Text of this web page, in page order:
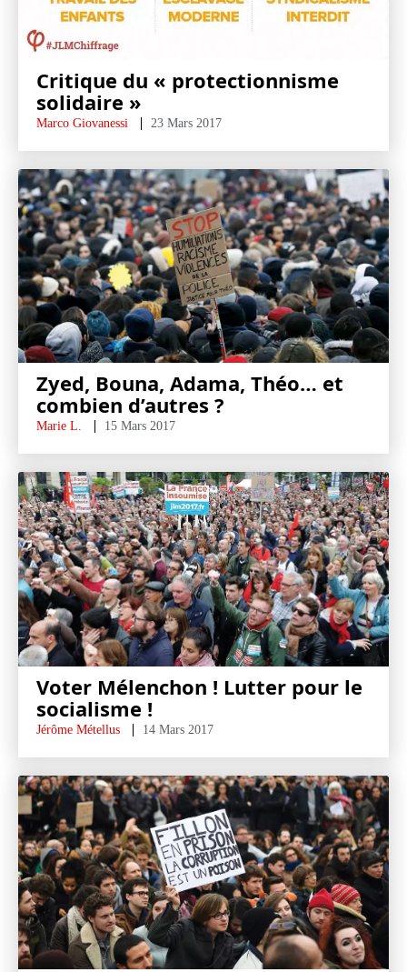
Critique du « protectionnisme
solidaire »
Marco Giovanessi 23 Mars 2017
Zyed, Bouna, Adama, Théo… et
combien d’autres ?
Marie L. 15 Mars 2017
Voter Mélenchon ! Lutter pour le
socialisme !
Jérôme Métellus 14 Mars 2017